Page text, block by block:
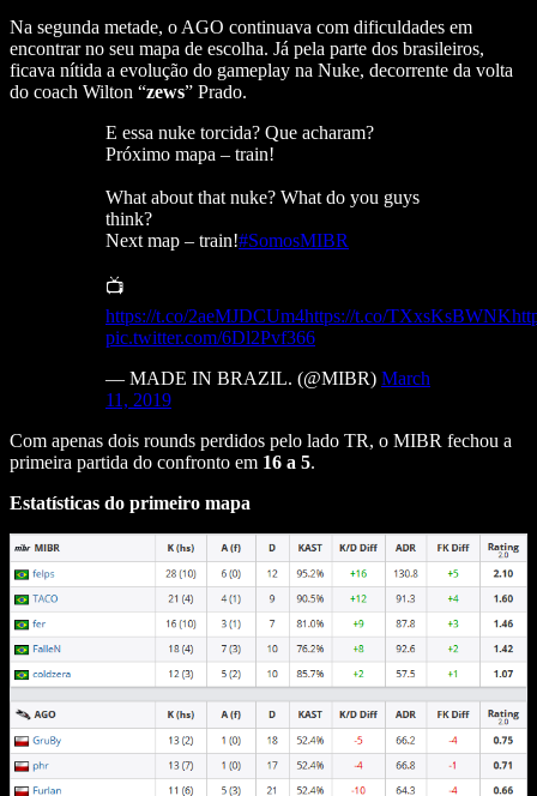
Na segunda metade, o AGO continuava com dificuldades em
encontrar no seu mapa de escolha. Já pela parte dos brasileiros,
ficava nítida a evolução do gameplay na Nuke, decorrente da volta
do coach Wilton “zews” Prado.
E essa nuke torcida? Que acharam?
Próximo mapa – train!
What about that nuke? What do you guys
think?
Next map – train!#SomosMIBR
📺
https://t.co/2aeMJDCUm4https://t.co/TXxsKsBWNK
pic.twitter.com/6Dl2Pvf366
— MADE IN BRAZIL. (@MIBR) March
11, 2019
Com apenas dois rounds perdidos pelo lado TR, o MIBR fechou a
primeira partida do confronto em 16 a 5.
Estatísticas do primeiro mapa